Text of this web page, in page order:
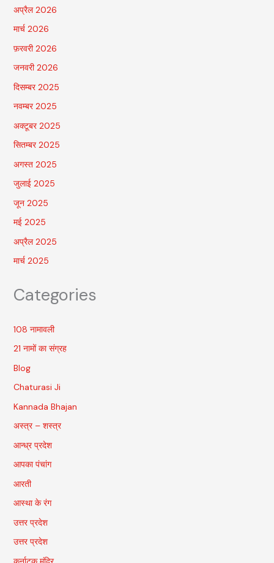
अप्रैल 2026
मार्च 2026
फ़रवरी 2026
जनवरी 2026
दिसम्बर 2025
नवम्बर 2025
अक्टूबर 2025
सितम्बर 2025
अगस्त 2025
जुलाई 2025
जून 2025
मई 2025
अप्रैल 2025
मार्च 2025
Categories
108 नामावली
21 नामों का संग्रह
Blog
Chaturasi Ji
Kannada Bhajan
अस्त्र – शस्त्र
आन्ध्र प्रदेश
आपका पंचांग
आरती
आस्था के रंग
उत्तर प्रदेश
उत्तर प्रदेश